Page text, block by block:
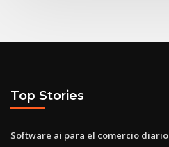
Top Stories
Software ai para el comercio diario